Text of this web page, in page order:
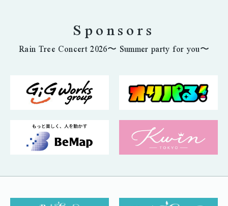
Sponsors
Rain Tree Concert 2026〜 Summer party for you〜